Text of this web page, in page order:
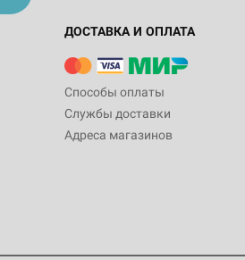
ДОСТАВКА И ОПЛАТА
Способы оплаты
Службы доставки
Адреса магазинов